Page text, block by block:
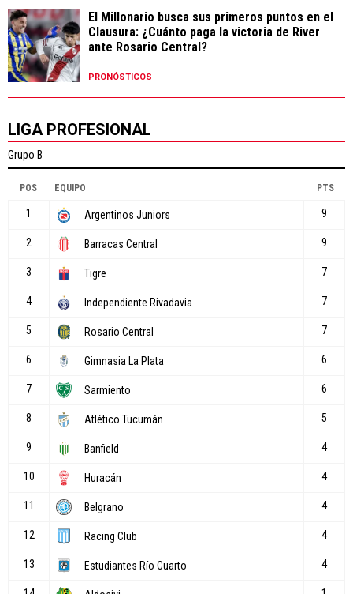
El Millonario busca sus primeros puntos en el
Clausura: ¿Cuánto paga la victoria de River
ante Rosario Central?
PRONÓSTICOS
LIGA PROFESIONAL